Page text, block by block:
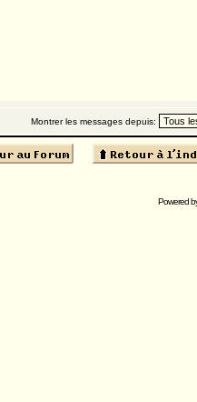
Montrer les messages depuis:
Powered